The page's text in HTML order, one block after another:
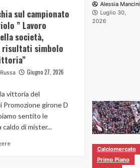
Nicosia
sceglie
mister
Cipolla
per
il
futuro,
tecnico
Cercato
con
insistenza
da
sul campionato
” Lavoro
società,
risultati simbolo
Giugno 27, 2026
vittoria del
Promozione girone D
sentito le
caldo di mister...
Read
Alessia Mancini
Luglio 30,
2026
Calciomercato
Primo Piano